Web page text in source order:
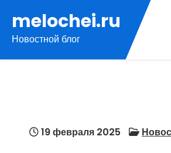
содержимому
melochei.ru
Новостной блог
19 февраля 2025